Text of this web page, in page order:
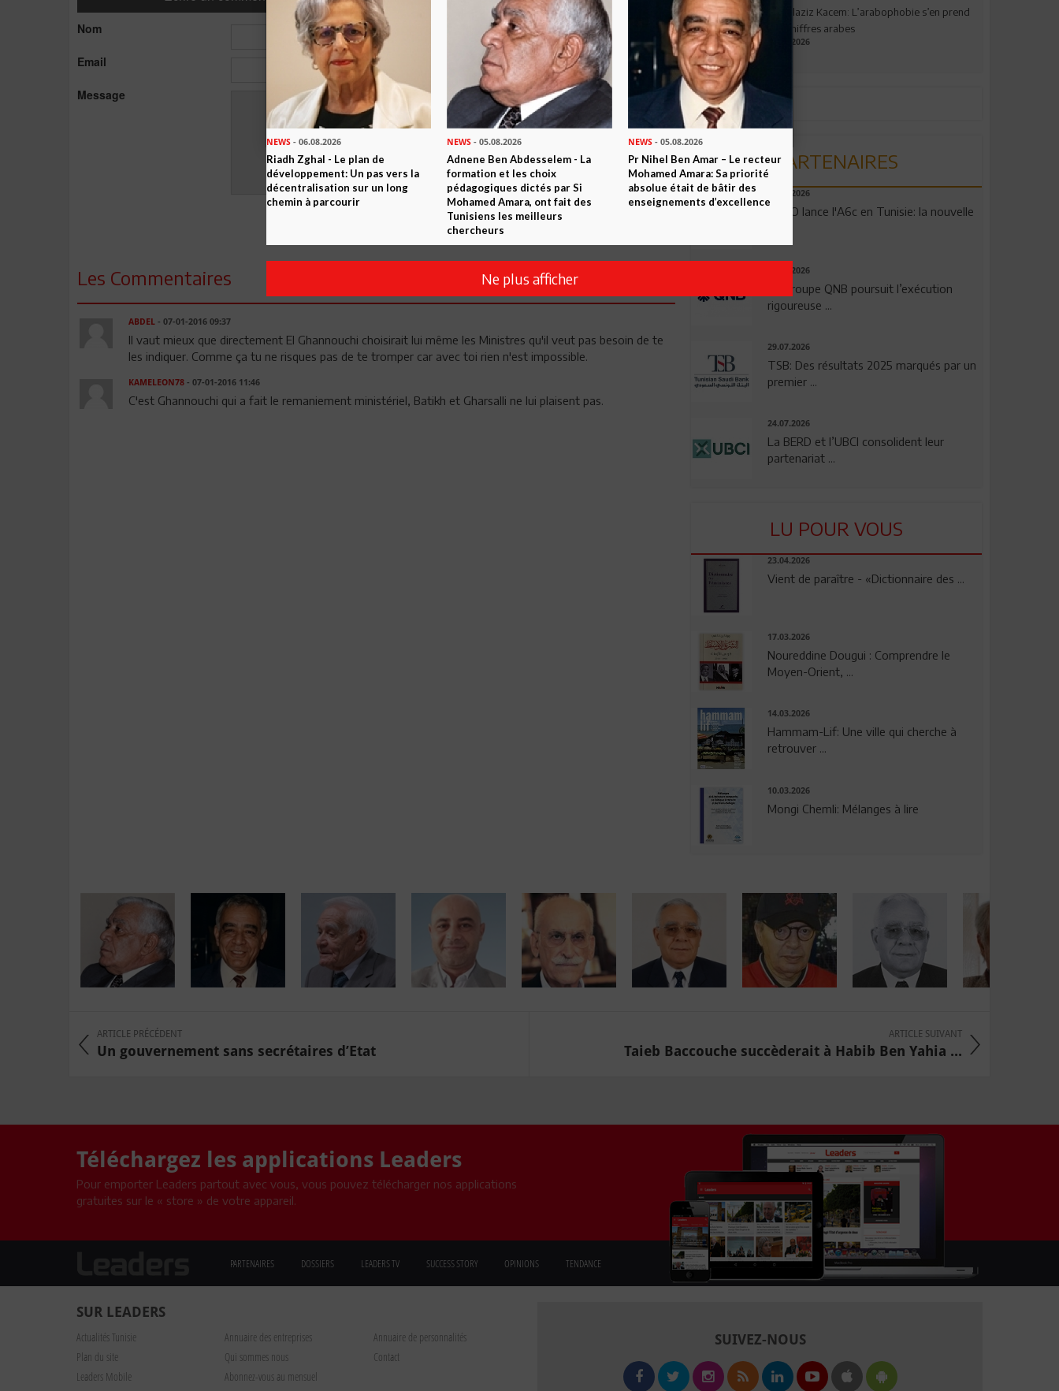
Nom
Email
Message
Les Commentaires
ABDEL- 07-01-2016 09:37
Il vaut mieux que directement El Ghannouchi choisirait lui même les Ministres qu'il veut pas besoin de te
les indiquer. Comme ça tu ne risques pas de te tromper car avec toi rien n'est impossible.
KAMELEON78- 07-01-2016 11:46
C'est Ghannouchi qui a fait le remaniement ministériel, Batikh et Gharsalli ne lui plaisent pas.
Abdelaziz Kacem: L’arabophobie s’en prend
aux chiffres arabes
09.07.2026
PARTENAIRES
04.08.2026
OPPO lance l'A6c en Tunisie: la nouvelle
29.07.2026
Le Groupe QNB poursuit l’exécution
rigoureuse ...
29.07.2026
TSB: Des résultats 2025 marqués par un
premier ...
24.07.2026
La BERD et l’UBCI consolident leur
partenariat ...
LU POUR VOUS
23.04.2026
Vient de paraître - «Dictionnaire des ...
17.03.2026
Noureddine Dougui : Comprendre le
Moyen-Orient, ...
14.03.2026
Hammam-Lif: Une ville qui cherche à
retrouver ...
10.03.2026
Mongi Chemli: Mélanges à lire
ARTICLE PRÉCÉDENT
Un gouvernement sans secrétaires d’Etat
ARTICLE SUIVANT
Taieb Baccouche succèderait à Habib Ben Yahia ...
Téléchargez les applications Leaders
Pour emporter Leaders partout avec vous, vous pouvez télécharger nos applications
gratuites sur le « store » de votre appareil.
PARTENAIRES DOSSIERS LEADERS TV SUCCESS STORY OPINIONS TENDANCE
SUR LEADERS
Actualités Tunisie Annuaire des entreprises
Annuaire de personnalités
Plan du site
Qui sommes nous
Contact
Leaders Mobile
Abonnez-vous au mensuel
SUIVEZ-NOUS
NEWS - 06.08.2026
Riadh Zghal - Le plan de
développement: Un pas vers la
décentralisation sur un long
chemin à parcourir
NEWS - 05.08.2026
Adnene Ben Abdesselem - La
formation et les choix
pédagogiques dictés par Si
Mohamed Amara, ont fait des
Tunisiens les meilleurs
chercheurs
NEWS- 05.08.2026
Pr Nihel Ben Amar – Le recteur
Mohamed Amara: Sa priorité
absolue était de bâtir des
enseignements d’excellence
Ne plus afficher